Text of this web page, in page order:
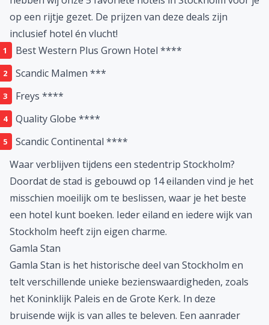
Top 5 hotels in Stockholm
Heb je een goedkoop vliegticket naar Stockholm
gevonden? Dan is het tijd om naar een goed hotel te
zoeken! Door het grote aanbod aan hotels in
Stockholm kan het wat tijd in beslag nemen om het
perfecte plekje te vinden. Om je op weg te helpen,
hebben wij onze 5 favoriete hotels in Stockholm voor je
op een rijtje gezet. De prijzen van deze deals zijn
inclusief hotel én vlucht!
Best Western Plus Grown Hotel ****
Scandic Malmen ***
Freys ****
Quality Globe ****
Scandic Continental ****
Waar verblijven tijdens een stedentrip Stockholm?
Doordat de stad is gebouwd op 14 eilanden vind je het
misschien moeilijk om te beslissen, waar je het beste